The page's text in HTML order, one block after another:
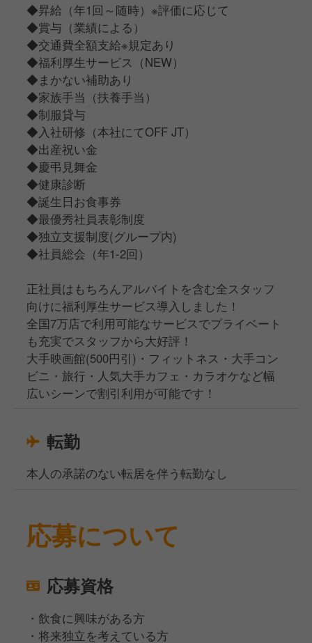
◆昇給（年1回～随時）※評価に応じて
◆賞与（業績による）
◆交通費全額支給※規定あり
◆福利厚生サービス（NEW）
◆まかない補助あり
◆家族手当（扶養手当）
◆制服貸与
◆入社研修（本社にてOFF JT）
◆出産祝い金
◆慶弔見舞金
◆健康診断
◆誕生日お食事券
◆最優秀社員表彰制度
◆独立支援制度(グループ内)
◆社員総会（年1-2回）
正社員はもちろんアルバイトを含む全スタッフ
向けに福利厚生サービス導入しました！
全国7万店で利用可能なサービスでプライベート
も充実でスタッフから大好評！
大手映画館(500円引)・フィットネス・大手コン
ビニ・旅行・人気大手カフェ・カラオケなど幅
広いシーンで割引利用が可能です！
転勤
本人の承諾のない転居を伴う転勤なし
応募について
応募資格
・飲食に興味がある方
・将来独立を考えている方